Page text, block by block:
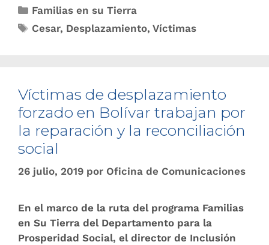
Familias en su Tierra
Cesar, Desplazamiento,Víctimas
Víctimas de​ desplazamiento
forzado en Bolívar trabajan por
la reparación y la reconciliación
social
26 julio, 2019 por Oficina de Comunicaciones
En el marco de la ruta del programa Familias
en Su Tierra del Departamento para la
Prosperidad Social, el director de Inclusión